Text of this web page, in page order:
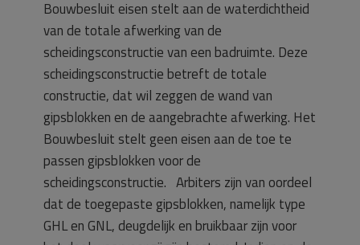
Bouwbesluit eisen stelt aan de waterdichtheid
van de totale afwerking van de
scheidingsconstructie van een badruimte. Deze
scheidingsconstructie betreft de totale
constructie, dat wil zeggen de wand van
gipsblokken en de aangebrachte afwerking. Het
Bouwbesluit stelt geen eisen aan de toe te
passen gipsblokken voor de
scheidingsconstructie. Arbiters zijn van oordeel
dat de toegepaste gipsblokken, namelijk type
GHL en GNL, deugdelijk en bruikbaar zijn voor